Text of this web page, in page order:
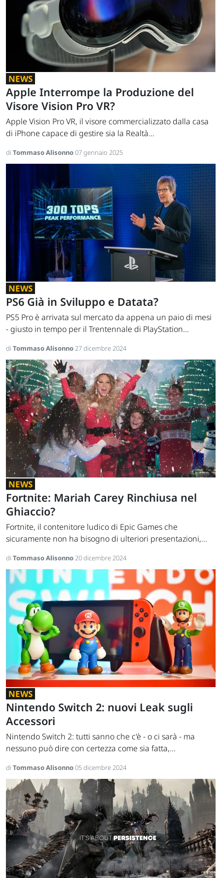
NEWS
Apple Interrompe la Produzione del
Visore Vision Pro VR?
Apple Vision Pro VR, il visore commercializzato dalla casa
di iPhone capace di gestire sia la Realtà...
di Tommaso Alisonno07 gennaio 2025
NEWS
PS6 Già in Sviluppo e Datata?
PS5 Pro è arrivata sul mercato da appena un paio di mesi
- giusto in tempo per il Trentennale di PlayStation...
di Tommaso Alisonno27 dicembre 2024
NEWS
Fortnite: Mariah Carey Rinchiusa nel
Ghiaccio?
Fortnite, il contenitore ludico di Epic Games che
sicuramente non ha bisogno di ulteriori presentazioni,...
di Tommaso Alisonno20 dicembre 2024
NEWS
Nintendo Switch 2: nuovi Leak sugli
Accessori
Nintendo Switch 2: tutti sanno che c'è - o ci sarà - ma
nessuno può dire con certezza come sia fatta,...
di Tommaso Alisonno05 dicembre 2024